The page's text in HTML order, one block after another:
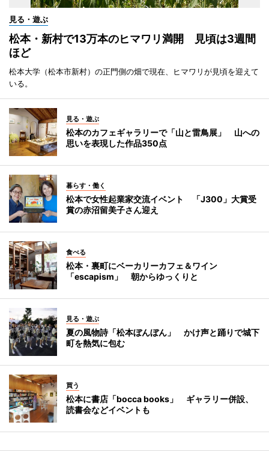
見る・遊ぶ
松本・新村で13万本のヒマワリ満開 見頃は3週間
ほど
松本大学（松本市新村）の正門側の畑で現在、ヒマワリが見頃を迎えて
いる。
見る・遊ぶ
松本のカフェギャラリーで「山と雷鳥展」 山への
思いを表現した作品350点
暮らす・働く
松本で女性起業家交流イベント 「J300」大賞受
賞の赤沼留美子さん迎え
食べる
松本・裏町にベーカリーカフェ＆ワイン
「escapism」 朝からゆっくりと
見る・遊ぶ
夏の風物詩「松本ぼんぼん」 かけ声と踊りで城下
町を熱気に包む
買う
松本に書店「bocca books」 ギャラリー併設、
読書会などイベントも